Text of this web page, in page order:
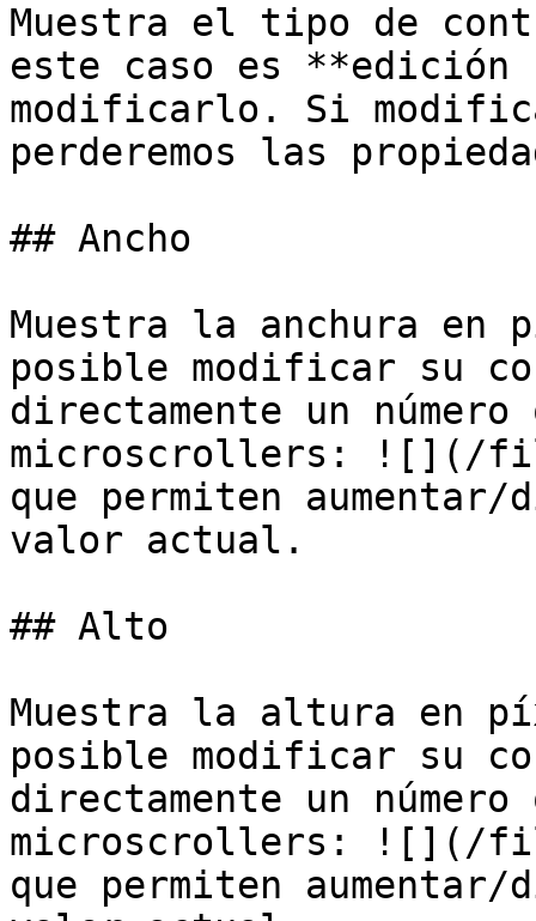
Muestra el tipo de
este caso es **edición
modificarlo. Si
perderemos las
## Ancho
Muestra la anchura
posible modificar su
directamente un
microscrollers: ![](/
que permiten
valor actual.
## Alto
Muestra la altura en
posible modificar su
directamente un
microscrollers: ![](/
que permiten